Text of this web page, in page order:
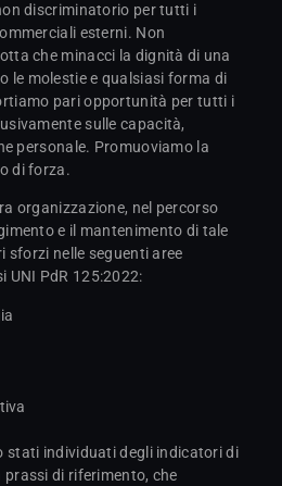
discriminatorio per tutti i
esterni. Non
che minacci la dignità di una
le molestie e qualsiasi forma di
pari opportunità per tutti i
sulle capacità,
personale. Promuoviamo la
di forza.
organizzazione, nel percorso
e il mantenimento di tale
sforzi nelle seguenti aree
UNI PdR 125:2022:
stati individuati degli indicatori di
di riferimento, che